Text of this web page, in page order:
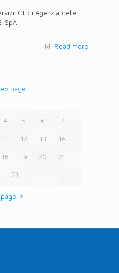
ICT di Agenzia delle
SpA
Read more
page
4 5 6 7
11 12 13 14
18 19 20 21
23